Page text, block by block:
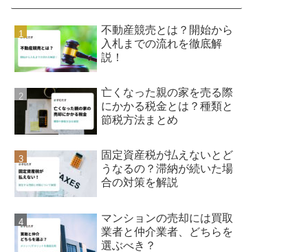
不動産競売とは？開始から
入札までの流れを徹底解
説！
亡くなった親の家を売る際
にかかる税金とは？種類と
節税方法まとめ
固定資産税が払えないとど
うなるの？滞納が続いた場
合の対策を解説
マンションの売却には買取
業者と仲介業者、どちらを
選ぶべき？